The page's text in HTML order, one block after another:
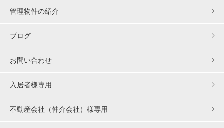
管理物件の紹介
ブログ
お問い合わせ
入居者様専用
不動産会社（仲介会社）様専用